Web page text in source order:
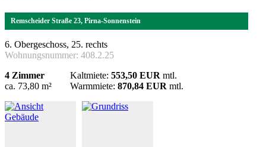
Remscheider Straße 23, Pirna-Sonnenstein
6. Obergeschoss, 25. rechts
Wohnungsnummer: 408.2.25
4 Zimmer
ca. 73,80 m²
Kaltmiete: 553,50 EUR mtl.
Warmmiete: 870,84 EUR mtl.